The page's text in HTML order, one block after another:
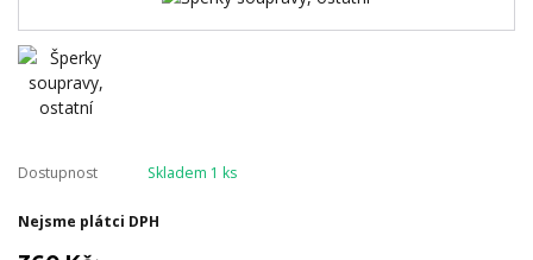
Dostupnost Skladem 1 ks
Nejsme plátci DPH